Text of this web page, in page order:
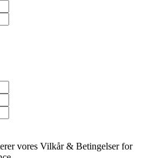
vores Vilkår & Betingelser for